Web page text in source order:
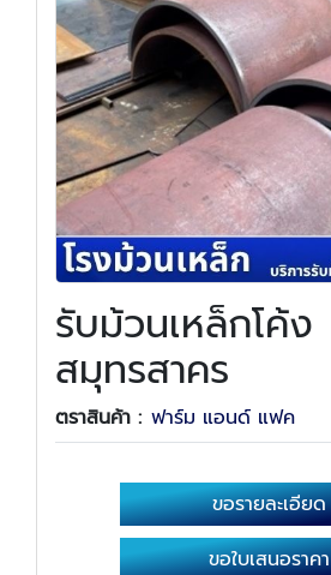
รับม้วนเหล็กโค้ง
สมุทรสาคร
ตราสินค้า : ฟาร์ม แอนด์ แฟค
ขอรายละเอียด
ขอใบเสนอราคา